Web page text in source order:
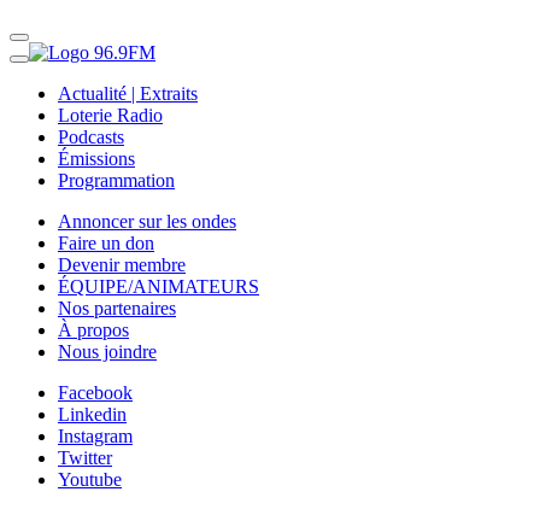
Actualité | Extraits
Loterie Radio
Podcasts
Émissions
Programmation
Annoncer sur les ondes
Faire un don
Devenir membre
ÉQUIPE/ANIMATEURS
Nos partenaires
À propos
Nous joindre
Facebook
Linkedin
Instagram
Twitter
Youtube